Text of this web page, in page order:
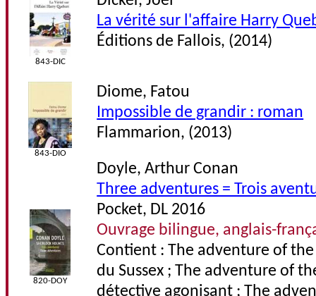
843-DIC
La vérité sur l'affaire Harry
Éditions de Fallois, (2014)
843-DIO
Diome, Fatou
Impossible de grandir : roman
Flammarion, (2013)
820-DOY
Doyle, Arthur Conan
Three adventures = Trois
Pocket, DL 2016
Ouvrage bilingue, anglais-
Contient : The adventure of
du Sussex ; The adventure of
détective agonisant ; The